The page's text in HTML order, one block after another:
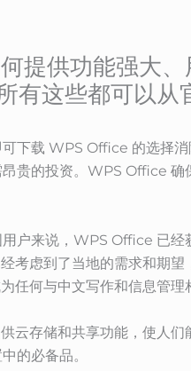
提供功能强大
有这些都可以从
下载 WPS Office 的选择
贵的投资。WPS Office 确
户来说，WPS Office 已经
考虑到了当地的需求和期望
任何与中文写作和信息管理
云存储和共享功能，使人
的必备品。